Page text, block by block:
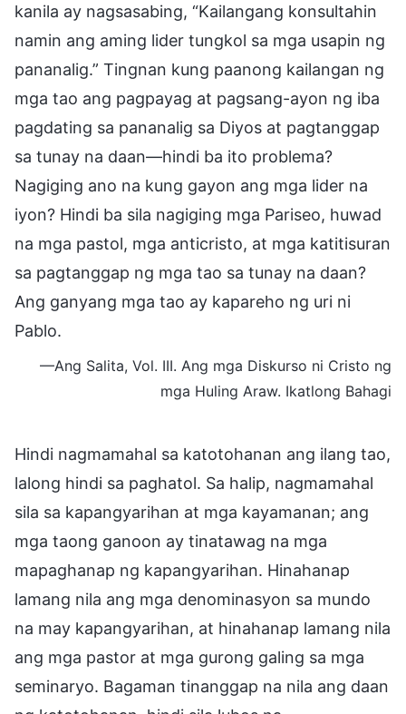
kanila ay nagsasabing, “Kailangang konsultahin
namin ang aming lider tungkol sa mga usapin ng
pananalig.” Tingnan kung paanong kailangan ng
mga tao ang pagpayag at pagsang-ayon ng iba
pagdating sa pananalig sa Diyos at pagtanggap
sa tunay na daan—hindi ba ito problema?
Nagiging ano na kung gayon ang mga lider na
iyon? Hindi ba sila nagiging mga Pariseo, huwad
na mga pastol, mga anticristo, at mga katitisuran
sa pagtanggap ng mga tao sa tunay na daan?
Ang ganyang mga tao ay kapareho ng uri ni
Pablo.
—Ang Salita, Vol. III. Ang mga Diskurso ni Cristo ng
mga Huling Araw. Ikatlong Bahagi
Hindi nagmamahal sa katotohanan ang ilang tao,
lalong hindi sa paghatol. Sa halip, nagmamahal
sila sa kapangyarihan at mga kayamanan; ang
mga taong ganoon ay tinatawag na mga
mapaghanap ng kapangyarihan. Hinahanap
lamang nila ang mga denominasyon sa mundo
na may kapangyarihan, at hinahanap lamang nila
ang mga pastor at mga gurong galing sa mga
seminaryo. Bagaman tinanggap na nila ang daan